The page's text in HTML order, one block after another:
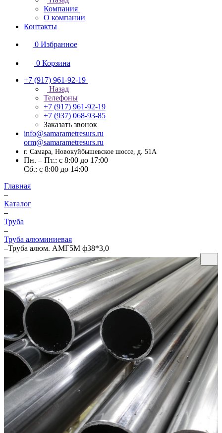
Компания
О компании
Контакты
0 Избранное
0 Корзина
+7 (917) 961-92-19
Назад
Телефоны
+7 (917) 961-92-19
+7 (937) 068-93-85
Заказать звонок
info@samarametresurs.ru
orm@samarametresurs.ru
г. Самара, Новокуйбышевское шоссе, д. 51А
Пн. – Пт.: с 8:00 до 17:00
Cб.: с 8:00 до 14:00
Главная
–
Каталог
–
Труба
–
Труба алюминиевая
–Труба алюм. АМГ5М ф38*3,0